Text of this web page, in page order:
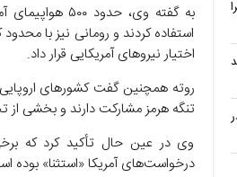
به گفته وی،
استفاده کردند و رومانی نیز با
اختیار نیروهای آمریکایی قرار داد.
روته همچنین گفت کشورهای
تنگه هرمز مشارکت دارند و بخشی از
وی در عین حال تأکید کرد که
درخواست‌های آمریکا «استثنا» بوده